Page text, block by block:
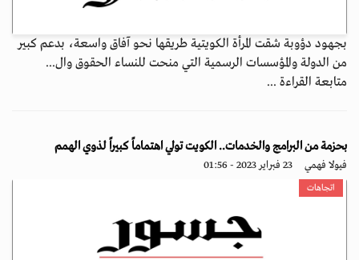
بجهود دؤوبة شقت المرأة الكويتية طريقها نحو آفاق واسعة، بدعم كبير
من الدولة والمؤسسات الرسمية التي منحت للنساء الحقوق وال...
متابعة القراءة ...
بحزمة من البرامج والخدمات.. الكويت تولي اهتماماً كبيراً لذوي الهمم
فيولا فهمي 23 فبراير 2023 - 01:56
اتجاهات